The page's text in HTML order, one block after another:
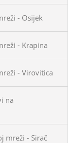
- Osijek
- Krapina
- Virovitica
na
mreži - Sirač